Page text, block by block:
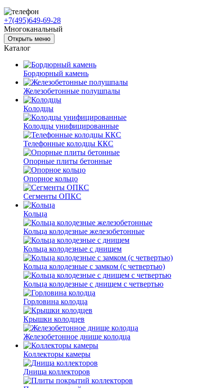
+7(495)649-69-28
Многоканальный
Открыть меню
Каталог
Бордюрный камень
Железобетонные полушпалы
Колодцы
Колодцы унифицированные
Телефонные колодцы ККС
Опорные плиты бетонные
Опорное кольцо
Сегменты ОПКС
Кольца
Кольца колодезные железобетонные
Кольца колодезные с днищем
Кольца колодезные с замком (с четвертью)
Кольца колодезные с днищем с четвертью
Горловина колодца
Крышки колодцев
Железобетонное днище колодца
Коллекторы камеры
Днища коллекторов